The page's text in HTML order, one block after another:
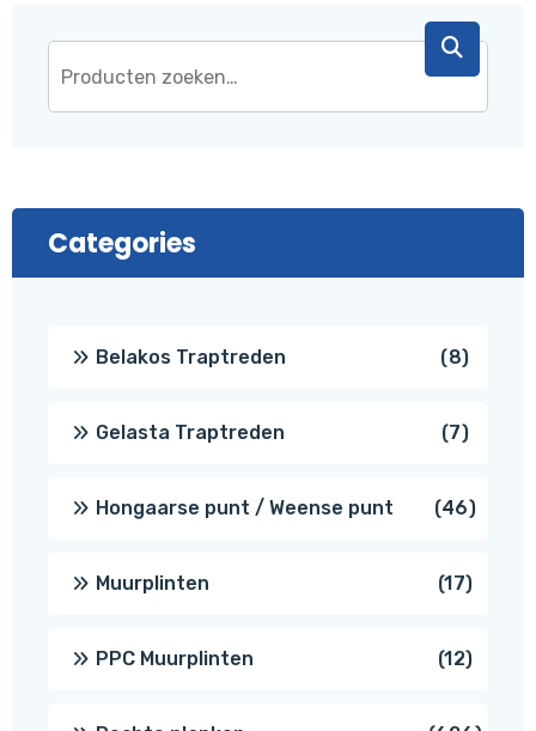
Categories
Belakos Traptreden 88
Gelasta Traptreden 77
Hongaarse punt / Weense punt 4646
Muurplinten 1717
PPC Muurplinten 1212